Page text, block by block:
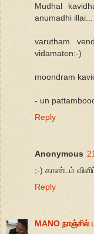
Mudhal
anumadhi
varutham
vidamaten:-)
moondram
- un
Reply
Anonymous
;-) காண்டம்
Reply
MANO